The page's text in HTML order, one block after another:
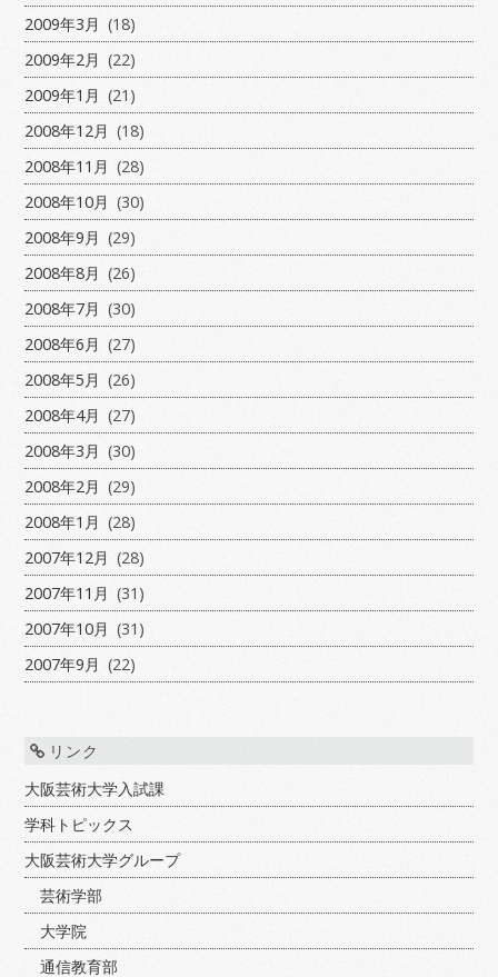
2009年3月 (18)
2009年2月 (22)
2009年1月 (21)
2008年12月 (18)
2008年11月 (28)
2008年10月 (30)
2008年9月 (29)
2008年8月 (26)
2008年7月 (30)
2008年6月 (27)
2008年5月 (26)
2008年4月 (27)
2008年3月 (30)
2008年2月 (29)
2008年1月 (28)
2007年12月 (28)
2007年11月 (31)
2007年10月 (31)
2007年9月 (22)
リンク
大阪芸術大学入試課
学科トピックス
大阪芸術大学グループ
芸術学部
大学院
通信教育部